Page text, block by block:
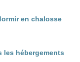
en chalosse
les hébergements
de 15h à
la Sophrologie,